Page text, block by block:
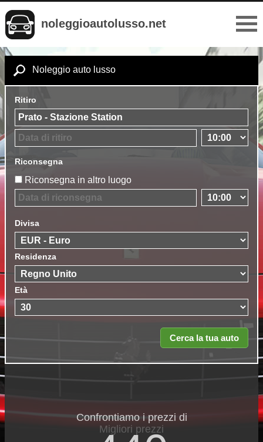
noleggioautolusso.net
Noleggio auto lusso
Ritiro
Riconsegna
Riconsegna in altro luogo
Divisa
Residenza
Età
Confrontiamo i prezzi di
Migliori prezzi